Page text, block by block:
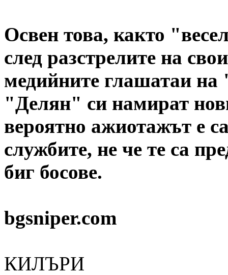
Освен това, както
след разстрелите на
медийните глашатаи
"Делян" си намират
вероятно ажиотажът е
службите, не че те са
биг босове.
bgsniper.com
КИЛЪРИ